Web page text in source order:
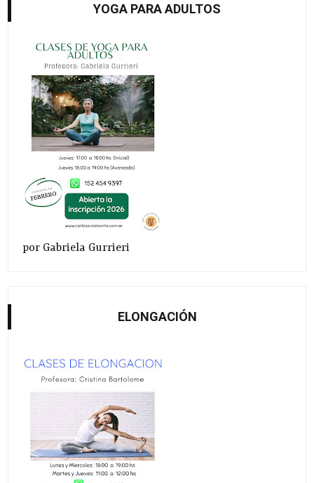
YOGA PARA ADULTOS
por Gabriela Gurrieri
ELONGACIÓN